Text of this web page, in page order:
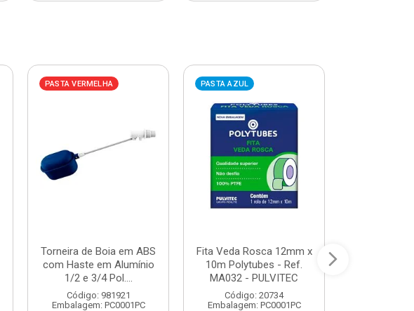
PASTA VERMELHA
Torneira de Boia em ABS
com Haste em Alumínio
1/2 e 3/4 Pol....
Código: 981921
Embalagem: PC0001PC
PASTA AZUL
Fita Veda Rosca 12mm x
10m Polytubes - Ref.
MA032 - PULVITEC
Código: 20734
Embalagem: PC0001PC